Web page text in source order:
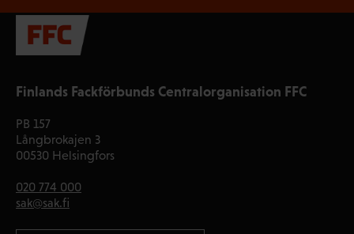
Finlands Fackförbunds Centralorganisation FFC
PB 157
Långbrokajen 3
00530 Helsingfors
020 774 000
sak@sak.fi